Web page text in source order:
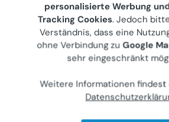
Anbieter kontaktieren Teilen
Direkt und ohne
Kontakt zum Anbieter
personalisierte Werbung
Tracking Cookies. Jedoch
Verständnis, dass eine
ohne Verbindung zuGoogle
sehr eingeschränkt
Weitere Informationen findest